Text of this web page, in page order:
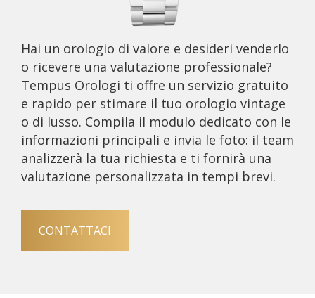
Hai un orologio di valore e desideri venderlo
o ricevere una valutazione professionale?
Tempus Orologi ti offre un servizio gratuito
e rapido per stimare il tuo orologio vintage
o di lusso. Compila il modulo dedicato con le
informazioni principali e invia le foto: il team
analizzerà la tua richiesta e ti fornirà una
valutazione personalizzata in tempi brevi.
CONTATTACI